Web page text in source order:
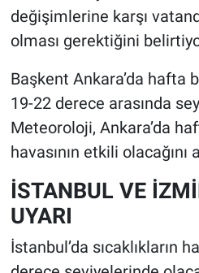
değişimlerine karşı
olması gerektiğini
Başkent Ankara’da hafta
19-22 derece arasında
Meteoroloji, Ankara’da
havasının etkili olacağını
İSTANBUL VE
UYARI
İstanbul’da sıcaklıkların